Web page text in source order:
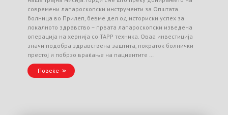
современи лапароскопски инструменти за Општата
болница во Прилеп, бевме дел од историски успех за
локалното здравство – првата лапароскопски изведена
операција на хернија со TAPP техника. Оваа инвестиција
значи подобра здравствена заштита, пократок болнички
престој и побрзо враќање на пациентите …
Повеќе